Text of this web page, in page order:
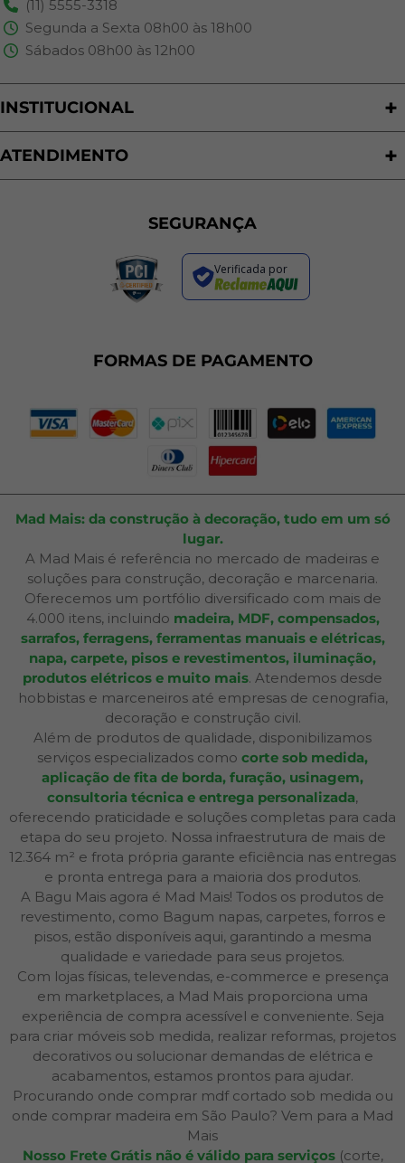
(11) 5555-3318
Segunda a Sexta 08h00 às 18h00
Sábados 08h00 às 12h00
INSTITUCIONAL
Quem Somos
Nossas Lojas
ATENDIMENTO
Política de Privacidade
Trocas e Devoluções
Regras de Promoções
Termos de Uso
Plano de Corte
SEGURANÇA
Verificada por
FORMAS DE PAGAMENTO
Mad Mais: da construção à decoração, tudo em um só
lugar.
A Mad Mais é referência no mercado de madeiras e
soluções para construção, decoração e marcenaria.
Oferecemos um portfólio diversificado com mais de
4.000 itens, incluindo madeira, MDF, compensados,
sarrafos, ferragens, ferramentas manuais e elétricas,
napa, carpete, pisos e revestimentos, iluminação,
produtos elétricos e muito mais. Atendemos desde
hobbistas e marceneiros até empresas de cenografia,
decoração e construção civil.
Além de produtos de qualidade, disponibilizamos
serviços especializados como corte sob medida,
aplicação de fita de borda, furação, usinagem,
consultoria técnica e entrega personalizada,
oferecendo praticidade e soluções completas para cada
etapa do seu projeto. Nossa infraestrutura de mais de
12.364 m² e frota própria garante eficiência nas entregas
e pronta entrega para a maioria dos produtos.
A Bagu Mais agora é Mad Mais! Todos os produtos de
revestimento, como Bagum napas, carpetes, forros e
pisos, estão disponíveis aqui, garantindo a mesma
qualidade e variedade para seus projetos.
Com lojas físicas, televendas, e-commerce e presença
em marketplaces, a Mad Mais proporciona uma
experiência de compra acessível e conveniente. Seja
para criar móveis sob medida, realizar reformas, projetos
decorativos ou solucionar demandas de elétrica e
acabamentos, estamos prontos para ajudar.
Procurando onde comprar mdf cortado sob medida ou
onde comprar madeira em São Paulo? Vem para a Mad
Mais
Nosso Frete Grátis não é válido para serviços(corte,